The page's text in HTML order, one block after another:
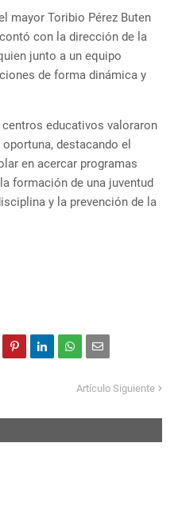
mayor Toribio Pérez Buten
con la dirección de la
junto a un equipo
de forma dinámica y
educativos valoraron
destacando el
en acercar programas
formación de una juventud
y la prevención de la
Artículo Siguiente